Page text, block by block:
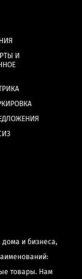
И
дома и бизнеса,
товары. Нам